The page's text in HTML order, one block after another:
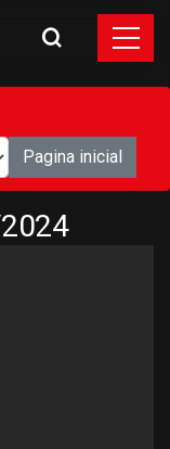
Pagina inicial